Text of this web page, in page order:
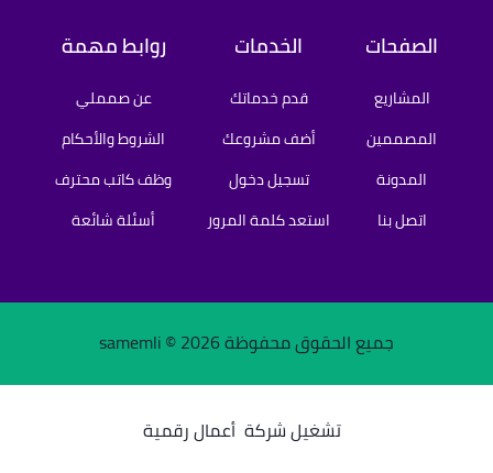
الصفحات
المشاريع
المصممين
المدونة
اتصل بنا
الخدمات
قدم خدماتك
أضف مشروعك
تسجيل دخول
استعد كلمة المرور
روابط مهمة
عن صمملي
الشروط والأحكام
وظف كاتب محترف
أسئلة شائعة
جميع الحقوق محفوظة samemli ©2026
تشغيل شركة أعمال رقمية